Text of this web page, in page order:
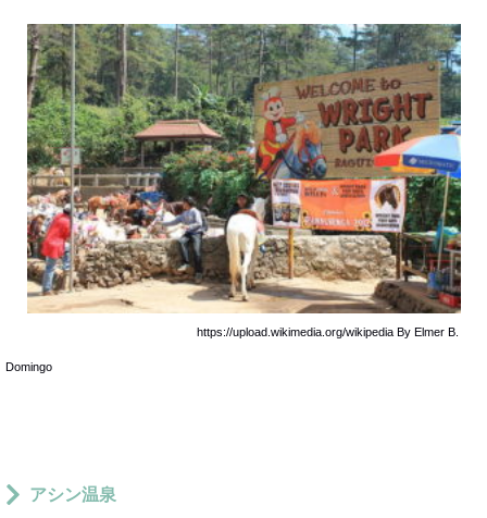
https://upload.wikimedia.org/wikipedia By Elmer B.
Domingo
アシン温泉